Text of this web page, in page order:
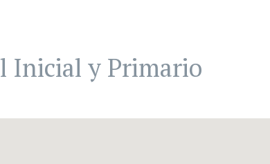
Inicial y Primario